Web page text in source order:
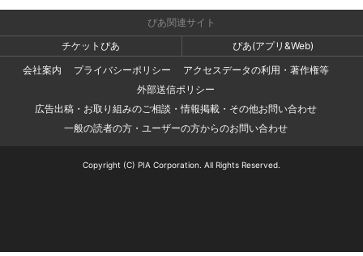
ぴあ関連サイト
チケットぴあ
ぴあ(アプリ&Web)
会社案内
プライバシーポリシー
アクセスデータの利用・著作権等
外部送信ポリシー
広告出稿・お取り組みのご相談・情報掲載・その他お問い合わせ
一般の読者の方・ユーザーの方からのお問い合わせ
Copyright (C) PIA Corporation. All Rights Reserved.